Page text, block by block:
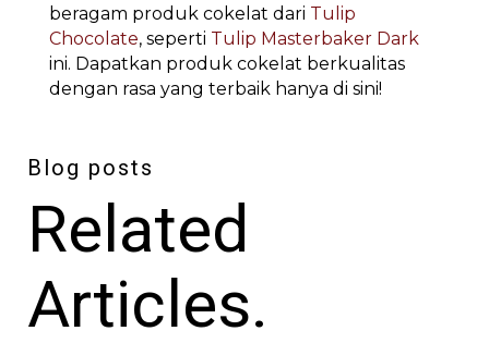
beragam produk cokelat dari Tulip
Chocolate, seperti Tulip Masterbaker Dark
ini. Dapatkan produk cokelat berkualitas
dengan rasa yang terbaik hanya di sini!
Blog posts
Related
Articles.